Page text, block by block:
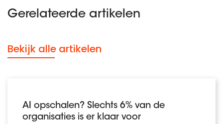
Gerelateerde artikelen
Bekijk alle artikelen
AI opschalen? Slechts 6% van de
organisaties is er klaar voor